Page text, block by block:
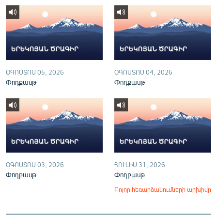
English
Русский
ՀԵՏԵՎԵՔ ՄԵԶ
«Ազատության» բոլոր կայքերը
ՕԳՈՍՏՈՍ 05, 2026
Փոդքասթ
ՕԳՈՍՏՈՍ 04, 2026
Փոդքասթ
ՕԳՈՍՏՈՍ 03, 2026
Փոդքասթ
ՀՈՒԼԻՍ 31, 2026
Փոդքասթ
Բոլոր հեռարձակումների արխիվը